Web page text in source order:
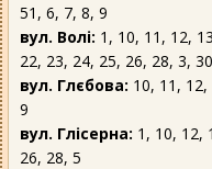
51, 6, 7, 8, 9
вул. Волі: 1, 10, 11, 12,
22, 23, 24, 25, 26, 28, 3,
вул. Глєбова: 10, 11,
9
вул. Глісерна: 1, 10, 12,
26, 28, 5